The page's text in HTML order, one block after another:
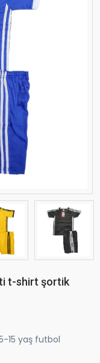
t-shirt şortik
15 yaş futbol